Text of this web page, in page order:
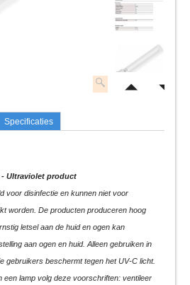
Specificaties
- Ultraviolet product
voor disinfectie en kunnen niet voor
worden. De producten produceren hoog
letsel aan de huid en ogen kan
aan ogen en huid. Alleen gebruiken in
gebruikers beschermt tegen het UV-C licht.
een lamp volg deze voorschriften: ventileer